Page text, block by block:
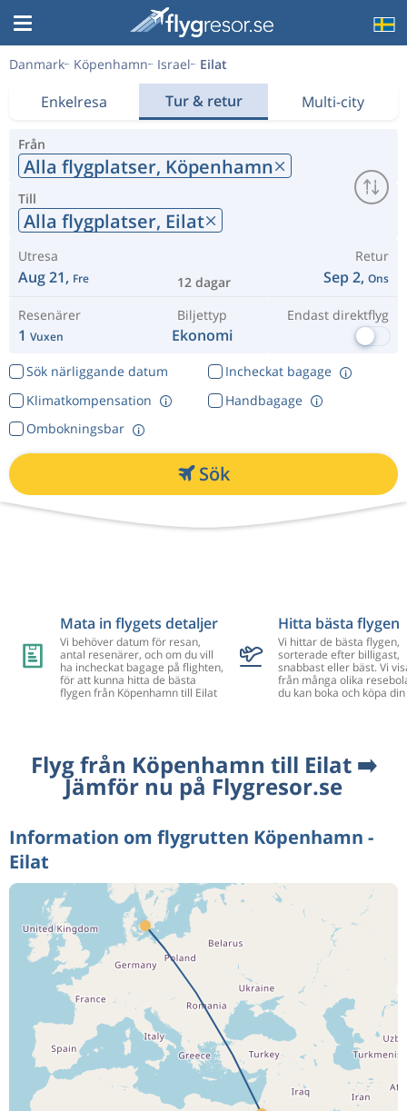
Danmark Köpenhamn Israel Eilat
Enkelresa Tur & retur Multi-city
Från
Alla flygplatser, Köpenhamn
Till
Alla flygplatser, Eilat
Utresa
Aug 21, Fre 12 dagar
Retur
Sep 2, Ons
Resenärer
1 Vuxen
Biljettyp
Ekonomi
Endast direktflyg
Sök närliggande datum
Incheckat bagage
Klimatkompensation
Ombokningsbar
Handbagage
Sök
Mata in flygets detaljer
Vi behöver datum för resan,
antal resenärer, och om du vill
ha incheckat bagage på flighten,
för att kunna hitta de bästa
flygen från Köpenhamn till Eilat
Hitta bästa flygen
Vi hittar de bästa flygen,
sorterade efter billigast,
snabbast eller bäst. Vi
från många olika
du kan boka och köpa
Flyg från Köpenhamn till Eilat ➡️
Jämför nu på Flygresor.se
Information om flygrutten Köpenhamn -
Eilat